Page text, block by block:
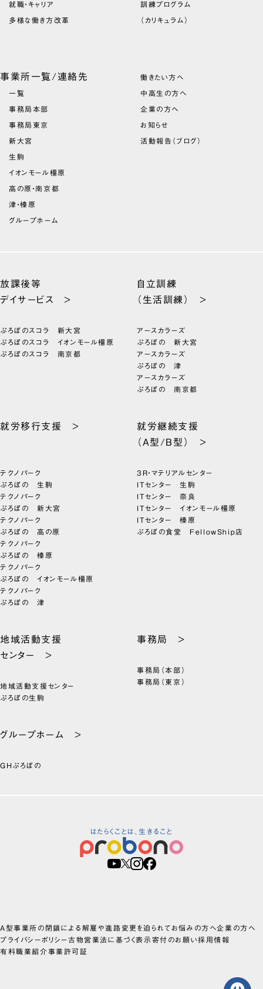
就職・キャリア
多様な働き方改革
訓練プログラム
（カリキュラム）
事業所一覧/連絡先
一覧
事務局本部
事務局東京
新大宮
生駒
イオンモール橿原
高の原・南京都
津・榛原
グループホーム
働きたい方へ
中高生の方へ
企業の方へ
お知らせ
活動報告（ブログ）
放課後等
デイサービス >
ぷろぼのスコラ 新大宮
ぷろぼのスコラ イオンモール橿原
ぷろぼのスコラ 南京都
自立訓練
（生活訓練） >
アースカラーズ
ぷろぼの 新大宮
アースカラーズ
ぷろぼの 津
アースカラーズ
ぷろぼの 南京都
就労移行支援 >
テクノパーク
ぷろぼの 生駒
テクノパーク
ぷろぼの 新大宮
テクノパーク
ぷろぼの 高の原
テクノパーク
ぷろぼの 榛原
テクノパーク
ぷろぼの イオンモール橿原
テクノパーク
ぷろぼの 津
就労継続支援
（A型/B型） >
3R・マテリアルセンター
ITセンター 生駒
ITセンター 奈良
ITセンター イオンモール橿原
ITセンター 榛原
ぷろぼの食堂 FellowShip店
地域活動支援
センター >
地域活動支援センター
ぷろぼの生駒
事務局 >
事務局（本部）
事務局（東京）
グループホーム >
GHぷろぼの
はたらくことは、生きること
A型事業所の閉鎖による解雇や進路変更を迫られてお悩みの方へ企業の方へ
プライバシーポリシー古物営業法に基づく表示寄付のお願い採用情報
有料職業紹介事業許可証